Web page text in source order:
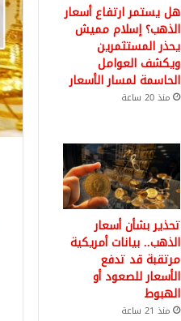
هل يستمر ارتفاع أسعار
الذهب؟ إسلام مميش
يحذر المستثمرين
ويكشف العوامل
الحاسمة لمسار الأسعار
منذ 20 ساعة
تحذير بشأن أسعار
الذهب.. بيانات أمريكية
مرتقبة قد تدفع
الأسعار للصعود أو
الهبوط
منذ 21 ساعة